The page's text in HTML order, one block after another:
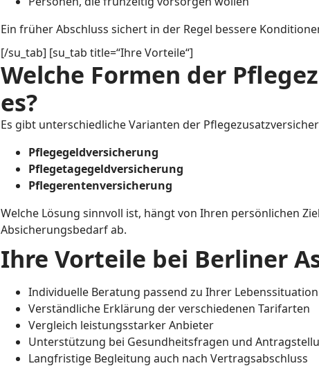
Ein früher Abschluss sichert in der Regel bessere
[/su_tab] [su_tab title=“Ihre Vorteile“]
Welche Formen der
es?
Es gibt unterschiedliche Varianten der
Pflegegeldversicherung
Pflegetagegeldversicherung
Pflegerentenversicherung
Welche Lösung sinnvoll ist, hängt von Ihren persönlichen
Absicherungsbedarf ab.
Ihre Vorteile bei Berliner
Individuelle Beratung passend zu Ihrer Lebenssituation
Verständliche Erklärung der verschiedenen Tarifarten
Vergleich leistungsstarker Anbieter
Unterstützung bei Gesundheitsfragen und
Langfristige Begleitung auch nach Vertragsabschluss